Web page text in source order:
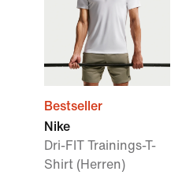
Bestseller
Nike
Dri-FIT Trainings-T-
Shirt (Herren)